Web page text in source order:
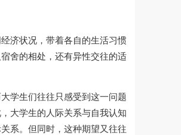
济状况，带着各自的生活习惯
舍的相处，还有异性交往的适
学生们往往只感受到这一问题
大学生的人际关系与自我认知
系。但同时，这种期望又往往